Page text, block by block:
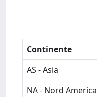
Continente
AS - Asia
NA - Nord America